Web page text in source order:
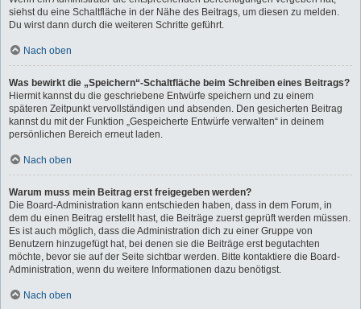
siehst du eine Schaltfläche in der Nähe des Beitrags, um diesen zu melden.
Du wirst dann durch die weiteren Schritte geführt.
Nach oben
Was bewirkt die „Speichern“-Schaltfläche beim Schreiben eines Beitrags?
Hiermit kannst du die geschriebene Entwürfe speichern und zu einem
späteren Zeitpunkt vervollständigen und absenden. Den gesicherten Beitrag
kannst du mit der Funktion „Gespeicherte Entwürfe verwalten“ in deinem
persönlichen Bereich erneut laden.
Nach oben
Warum muss mein Beitrag erst freigegeben werden?
Die Board-Administration kann entschieden haben, dass in dem Forum, in
dem du einen Beitrag erstellt hast, die Beiträge zuerst geprüft werden müssen.
Es ist auch möglich, dass die Administration dich zu einer Gruppe von
Benutzern hinzugefügt hat, bei denen sie die Beiträge erst begutachten
möchte, bevor sie auf der Seite sichtbar werden. Bitte kontaktiere die Board-
Administration, wenn du weitere Informationen dazu benötigst.
Nach oben